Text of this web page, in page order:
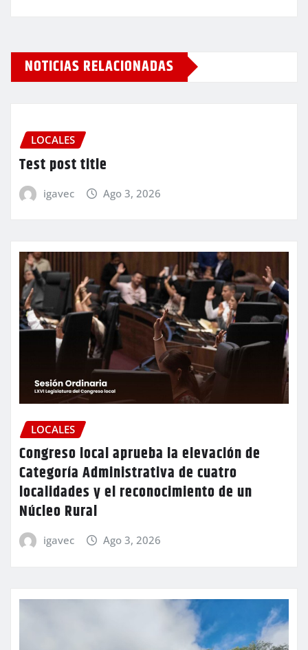
NOTICIAS RELACIONADAS
LOCALES
Test post title
igavec Ago 3, 2026
LOCALES
Congreso local aprueba la elevación de
Categoría Administrativa de cuatro
localidades y el reconocimiento de un
Núcleo Rural
igavec Ago 3, 2026